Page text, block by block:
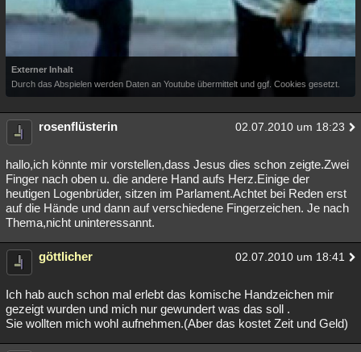
Externer Inhalt
Durch das Abspielen werden Daten an Youtube übermittelt und ggf. Cookies gesetzt.
rosenflüsterin 02.07.2010 um 18:23
hallo,ich könnte mir vorstellen,dass Jesus dies schon zeigte.Zwei
Finger nach oben u. die andere Hand aufs Herz.Einige der
heutigen Logenbrüder, sitzen im Parlament.Achtet bei Reden erst
auf die Hände und dann auf verschiedene Fingerzeichen. Je nach
Thema,nicht uninteressannt.
göttlicher 02.07.2010 um 18:41
Ich hab auch schon mal erlebt das komische Handzeichen mir
gezeigt wurden und mich nur gewundert was das soll .
Sie wollten mich wohl aufnehmen.(Aber das kostet Zeit und Geld)